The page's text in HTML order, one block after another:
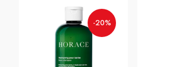
-20%